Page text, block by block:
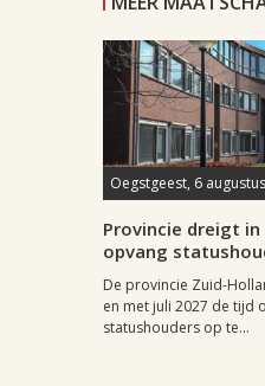
Oegstgeest, 6
Provincie dreigt
opvang
De provincie Zuid-
en met juli 2027 de tijd
statushouders op te...